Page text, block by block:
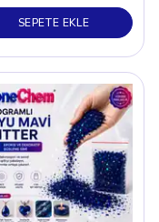
SEPETE EKLE